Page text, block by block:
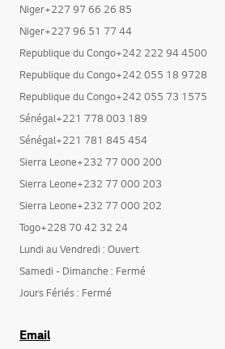
Niger+227 97 66 26 85
Niger+227 96 51 77 44
Republique du Congo+242 222 94 4500
Republique du Congo+242 055 18 9728
Republique du Congo+242 055 73 1575
Sénégal+221 778 003 189
Sénégal+221 781 845 454
Sierra Leone+232 77 000 200
Sierra Leone+232 77 000 203
Sierra Leone+232 77 000 202
Togo+228 70 42 32 24
Lundi au Vendredi : Ouvert
Samedi - Dimanche : Fermé
Jours Fériés : Fermé
Email